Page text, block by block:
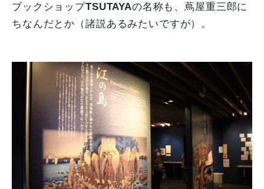
ブックショップTSUTAYAの名称も、蔦屋重三郎に
ちなんだとか（諸説あるみたいですが）。